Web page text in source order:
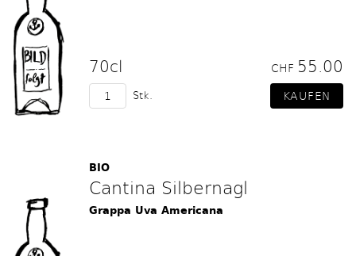
70cl CHF 55.00
Stk.
BIO
Cantina Silbernagl
Grappa Uva Americana